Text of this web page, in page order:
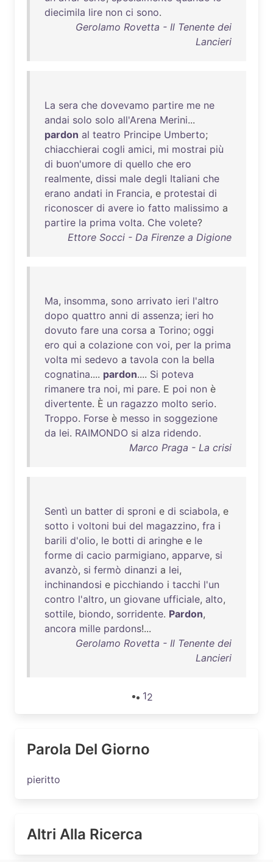
diecimila lire non ci sono.
Gerolamo Rovetta - Il Tenente dei
Lancieri
La sera che dovevamo partire me ne
andai solo solo all'Arena Merini...
pardon al teatro Principe Umberto;
chiacchierai cogli amici, mi mostrai più
di buon'umore di quello che ero
realmente, dissi male degli Italiani che
erano andati in Francia, e protestai di
riconoscer di avere io fatto malissimo a
partire la prima volta. Che volete?
Ettore Socci - Da Firenze a Digione
Ma, insomma, sono arrivato ieri l'altro
dopo quattro anni di assenza; ieri ho
dovuto fare una corsa a Torino; oggi
ero qui a colazione con voi, per la prima
volta mi sedevo a tavola con la bella
cognatina.... pardon.... Si poteva
rimanere tra noi, mi pare. E poi non è
divertente. È un ragazzo molto serio.
Troppo. Forse è messo in soggezione
da lei. RAIMONDO si alza ridendo.
Marco Praga - La crisi
Sentì un batter di sproni e di sciabola, e
sotto i voltoni bui del magazzino, fra i
barili d'olio, le botti di aringhe e le
forme di cacio parmigiano, apparve, si
avanzò, si fermò dinanzi a lei,
inchinandosi e picchiando i tacchi l'un
contro l'altro, un giovane ufficiale, alto,
sottile, biondo, sorridente. Pardon,
ancora mille pardons!...
Gerolamo Rovetta - Il Tenente dei
Lancieri
12
Parola Del Giorno
pieritto
Altri Alla Ricerca